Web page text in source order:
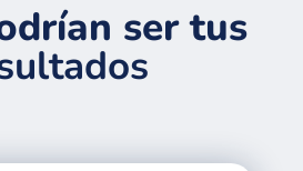
ser tus